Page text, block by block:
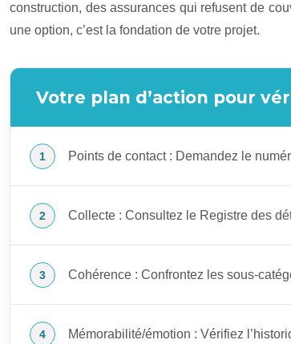
construction, des assurances qui refusent de
une option, c’est la fondation de votre projet.
Votre plan d’action pour
Points de contact : Demandez le
Collecte : Consultez le Registre des
Cohérence : Confrontez les sous-
Mémorabilité/émotion : Vérifiez